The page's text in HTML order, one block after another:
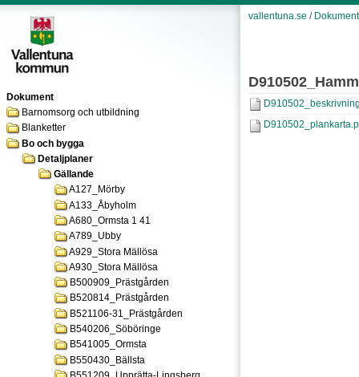
Dokument
Barnomsorg och utbildning
Blanketter
Bo och bygga
Detaljplaner
Gällande
A127_Mörby
A133_Åbyholm
A680_Ormsta 1 41
A789_Ubby
A929_Stora Mällösa
A930_Stora Mällösa
B500909_Prästgården
B520814_Prästgården
B521106-31_Prästgården
B540206_Söböringe
B541005_Ormsta
B550430_Bällsta
vallentuna.se / Dokument